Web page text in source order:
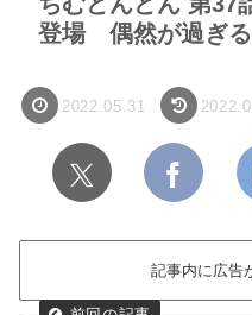
登場 偶然が過ぎる
2022.05.31
記事内に広告